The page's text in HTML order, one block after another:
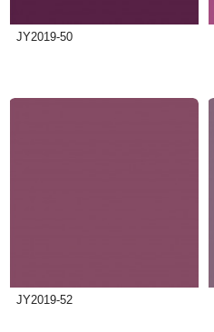
JY2019-50
JY2019-52